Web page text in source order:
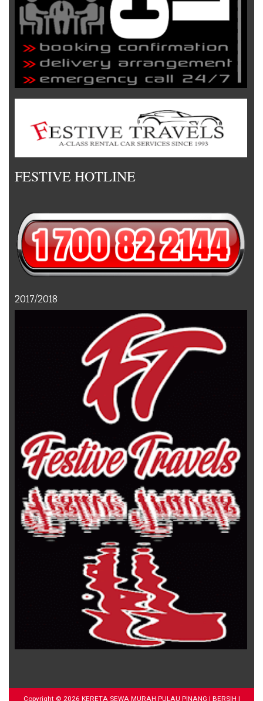
FESTIVE HOTLINE
2017/2018
Copyright © 2026 KERETA SEWA MURAH PULAU PINANG | BERSIH |